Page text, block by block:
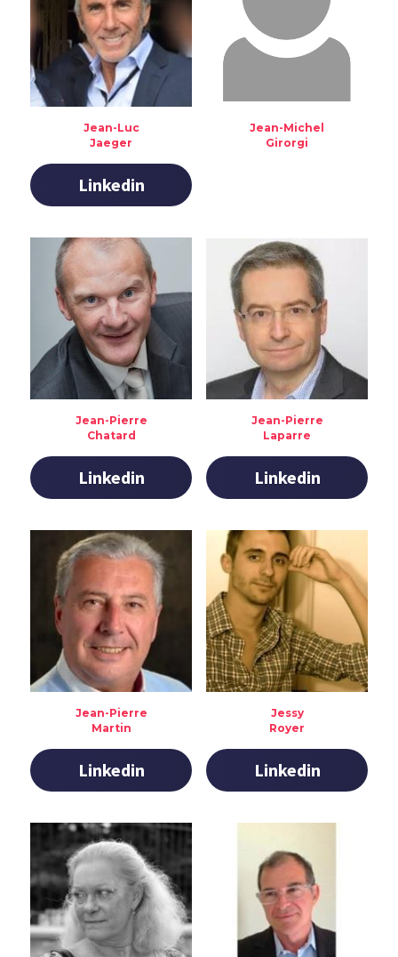
Jean-Luc
Jaeger
Linkedin
Jean-Michel
Girorgi
Jean-Pierre
Chatard
Linkedin
Jean-Pierre
Laparre
Linkedin
Jean-Pierre
Martin
Linkedin
Jessy
Royer
Linkedin